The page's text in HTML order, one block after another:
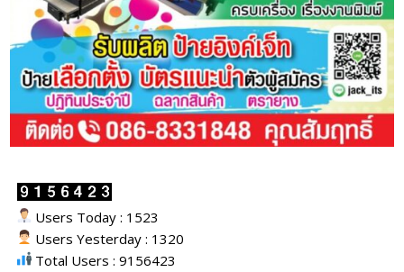
Users Today : 1523
Users Yesterday : 1320
Total Users : 9156423